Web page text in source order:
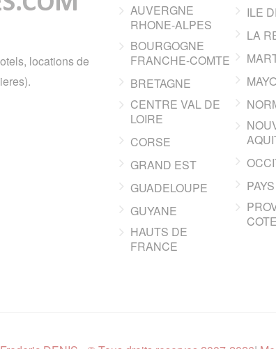
locations de
AUVERGNE
RHONE-ALPES
BOURGOGNE
FRANCHE-COMTE
BRETAGNE
CENTRE VAL DE
LOIRE
CORSE
GRAND EST
GUADELOUPE
GUYANE
HAUTS DE
FRANCE
ILE
LA